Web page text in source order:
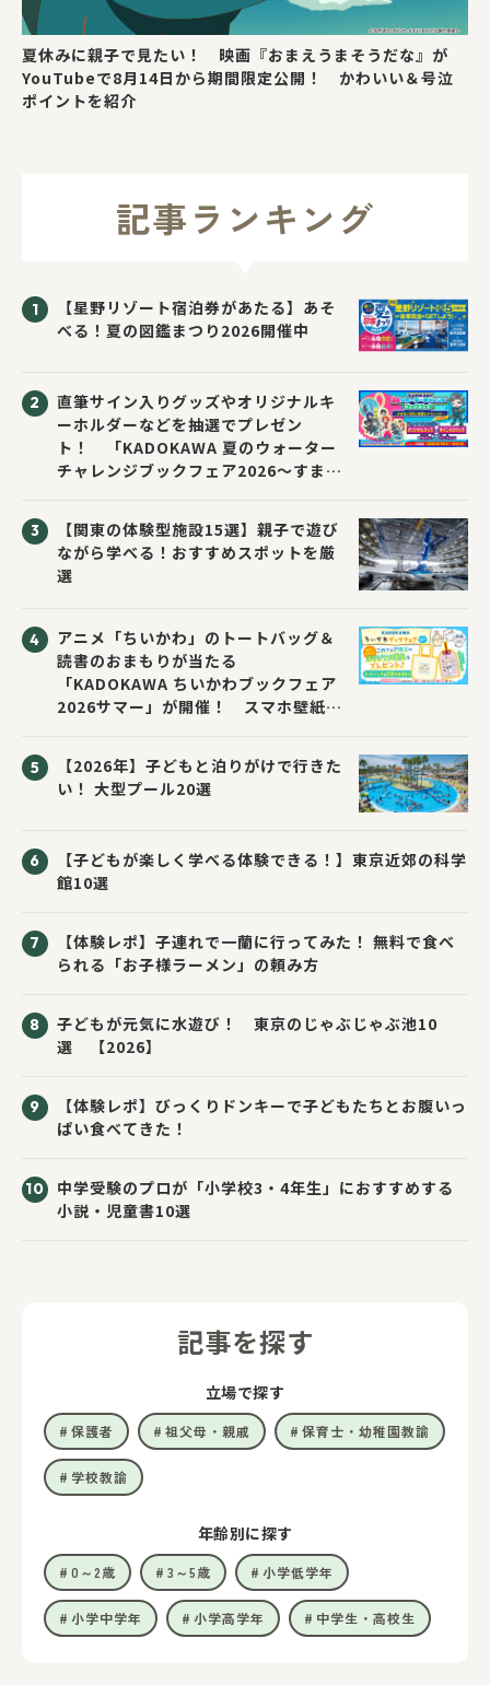
夏休みに親子で見たい！ 映画『おまえうまそうだな』が
YouTubeで8月14日から期間限定公開！ かわいい＆号泣
ポイントを紹介
記事ランキング
【星野リゾート宿泊券があたる】あそ
べる！夏の図鑑まつり2026開催中
直筆サイン入りグッズやオリジナルキ
ーホルダーなどを抽選でプレゼン
ト！ 「KADOKAWA 夏のウォーター
チャレンジブックフェア2026～すまな
【関東の体験型施設15選】親子で遊び
ながら学べる！おすすめスポットを厳
選
アニメ「ちいかわ」のトートバッグ＆
読書のおまもりが当たる
「KADOKAWA ちいかわブックフェア
2026サマー」が開催！ スマホ壁紙は
【2026年】子どもと泊りがけで行きた
い！ 大型プール20選
【子どもが楽しく学べる体験できる！】東京近郊の科学
館10選
【体験レポ】子連れで一蘭に行ってみた！ 無料で食べ
られる「お子様ラーメン」の頼み方
子どもが元気に水遊び！ 東京のじゃぶじゃぶ池10
選 【2026】
【体験レポ】びっくりドンキーで子どもたちとお腹いっ
ぱい食べてきた！
中学受験のプロが「小学校3・4年生」におすすめする
小説・児童書10選
記事を探す
立場で探す
保護者 祖父母・親戚 保育士・幼稚園教諭
学校教諭
年齢別に探す
0～2歳 3～5歳 小学低学年
小学中学年 小学高学年 中学生・高校生